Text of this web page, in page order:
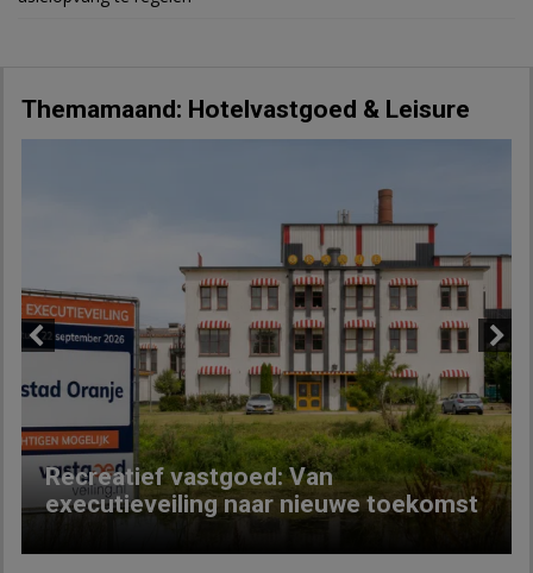
Themamaand: Hotelvastgoed & Leisure
Recreatief vastgoed: Van
executieveiling naar nieuwe toekomst
Next